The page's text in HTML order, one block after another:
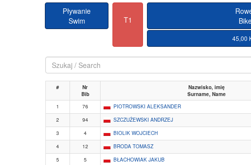
Pływanie
Swim
T1
45,00
#
Nr
Bib
Nazwisko, imię
Surname, Name
1
76 PIOTROWSKI ALEKSANDER
2
94 SZCZUŻEWSKI ANDRZEJ
3
4 BIOLIK WOJCIECH
4
12 BRODA TOMASZ
5
5 BŁACHOWIAK JAKUB